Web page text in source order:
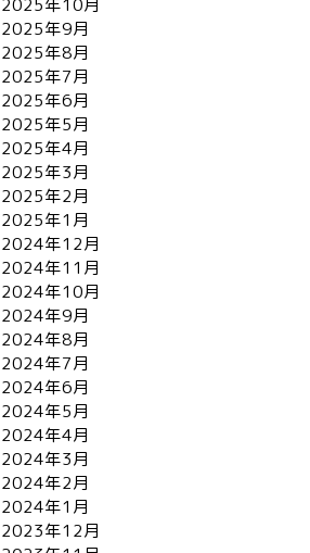
2025年10月
2025年9月
2025年8月
2025年7月
2025年6月
2025年5月
2025年4月
2025年3月
2025年2月
2025年1月
2024年12月
2024年11月
2024年10月
2024年9月
2024年8月
2024年7月
2024年6月
2024年5月
2024年4月
2024年3月
2024年2月
2024年1月
2023年12月